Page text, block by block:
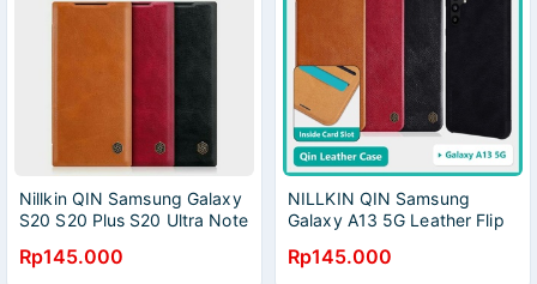
Nillkin QIN Samsung Galaxy
S20 S20 Plus S20 Ultra Note
Leather Flip
Rp145.000
NILLKIN QIN Samsung
Galaxy A13 5G Leather Flip
Rp145.000